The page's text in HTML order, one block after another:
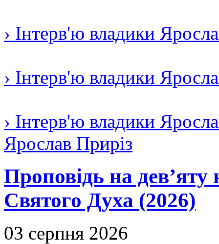
› Інтерв'ю владики
› Інтерв'ю владики
› Інтерв'ю владики
Ярослав Приріз
Проповідь на дев’яту
Святого Духа (2026)
03 серпня 2026